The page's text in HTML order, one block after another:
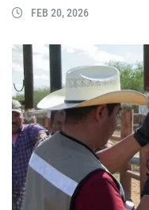
FEB 20, 2026